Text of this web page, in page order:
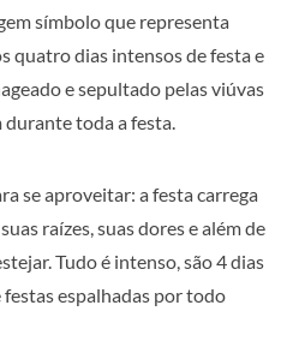
símbolo que representa
quatro dias intensos de festa e
e sepultado pelas viúvas
toda a festa.
se aproveitar: a festa carrega
raízes, suas dores e além de
Tudo é intenso, são 4 dias
espalhadas por todo